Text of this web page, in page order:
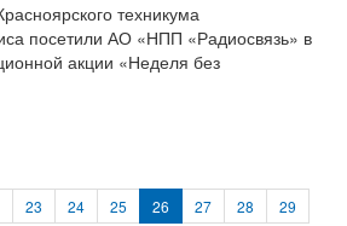
техникума
посетили АО «НПП «Радиосвязь» в
акции «Неделя без
23 24 25 26 27 28
29